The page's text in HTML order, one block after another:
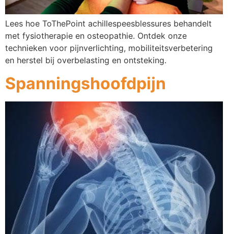
Lees hoe ToThePoint achillespeesblessures behandelt
met fysiotherapie en osteopathie. Ontdek onze
technieken voor pijnverlichting, mobiliteitsverbetering
en herstel bij overbelasting en ontsteking.
Spanningshoofdpijn